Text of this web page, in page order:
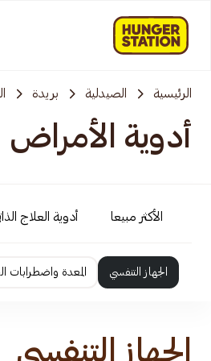
الرئيسية الصيدلية بريدة
أدوية الأمراض
الأكثر مبيعا أدوية العلاج
الجهاز التنفسي المعدة واضطرابات
الجهاز التنفسي